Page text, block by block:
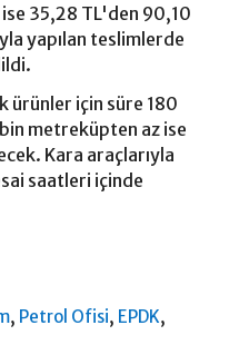
35,28 TL'den 90,10
yapılan teslimlerde
ürünler için süre 180
metreküpten az ise
Kara araçlarıyla
saatleri içinde
, Petrol Ofisi, EPDK,